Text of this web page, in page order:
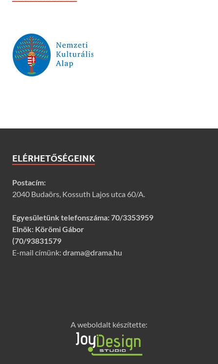
ELÉRHETŐSÉGEINK
Postacím:
2040 Budaörs, Kossuth Lajos utca 60/A.
Egyesületünk telefonszáma:70/3353959
Elnök: Körömi Gábor
(70/93831579
E-mail címünk: drama@drama.hu
A weboldalt készítette: